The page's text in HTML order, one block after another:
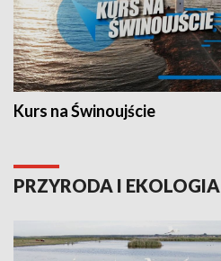
Kurs na Świnoujście
PRZYRODA I EKOLOGIA